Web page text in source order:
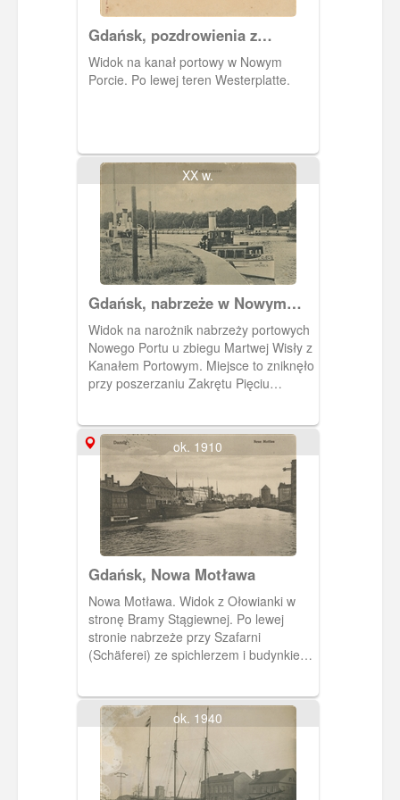
Gdańsk, pozdrowienia z
Nowego Portu
Widok na kanał portowy w Nowym
Porcie. Po lewej teren Westerplatte.
XX w.
Gdańsk, nabrzeże w Nowym
Porcie
Widok na narożnik nabrzeży portowych
Nowego Portu u zbiegu Martwej Wisły z
Kanałem Portowym. Miejsce to zniknęło
przy poszerzaniu Zakrętu Pięciu
ok. 1910
Gdańsk, Nowa Motława
Nowa Motława. Widok z Ołowianki w
stronę Bramy Stągiewnej. Po lewej
stronie nabrzeże przy Szafarni
(Schäferei) ze spichlerzem i budynkiem
ok. 1940